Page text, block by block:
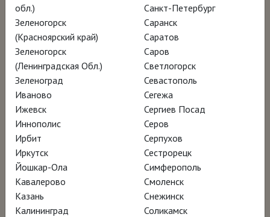
миниатюры и техники европейской
живописи. Искусство, созданное при
каджарской династии, завоёвывает всё
большую известность в мире, а
посвящённые ему выставки проходят в
Лувре во Франции, в Дубае и США.
Показывая наследие художников,
творивших при Каджарах, фильм исследует
малоизвестную широкому зрителю
традицию и рассказывает одновременно о
восточном искусстве и о персидской
истории.
обл.)
Зеленогорск
(Красноярский край)
Зеленогорск
(Ленинградская Обл.)
Зеленоград
Иваново
Ижевск
Иннополис
Ирбит
Иркутск
Йошкар-Ола
Кавалерово
Казань
Калининград
Санкт-Петербург
Саранск
Саратов
Саров
Светлогорск
Севастополь
Сегежа
Сергиев Посад
Серов
Серпухов
Сестрорецк
Симферополь
Смоленск
Снежинск
Соликамск